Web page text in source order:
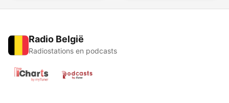
Radio België
Radiostations en podcasts